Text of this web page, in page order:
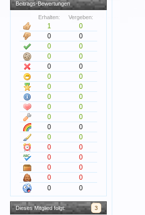
Beitrags-Bewertungen
Erhalten: Vergeben:
1
0
0
0
0
0
0
0
0
0
0
0
0
0
0
0
0
0
0
0
0
0
0
0
0
0
0
0
0
0
0
0
0
0
Dieses Mitglied folgt: 3